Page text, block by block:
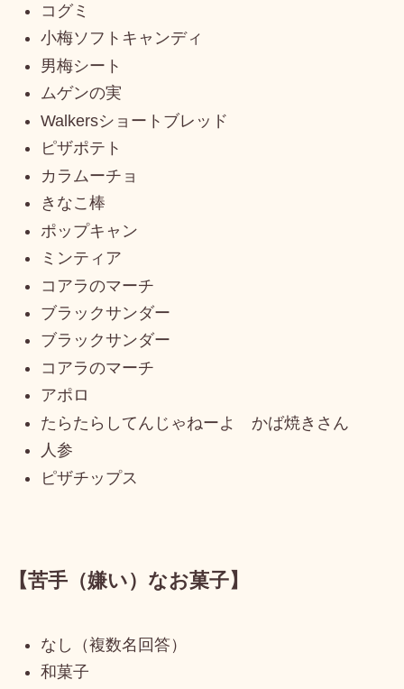
コグミ
小梅ソフトキャンディ
男梅シート
ムゲンの実
Walkersショートブレッド
ピザポテト
カラムーチョ
きなこ棒
ポップキャン
ミンティア
コアラのマーチ
ブラックサンダー
ブラックサンダー
コアラのマーチ
アポロ
たらたらしてんじゃねーよ かば焼きさん
人参
ピザチップス
【苦手（嫌い）なお菓子】
なし（複数名回答）
和菓子